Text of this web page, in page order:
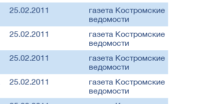
25.02.2011
газета Костромские
ведомости
25.02.2011
газета Костромские
ведомости
25.02.2011
газета Костромские
ведомости
25.02.2011
газета Костромские
ведомости